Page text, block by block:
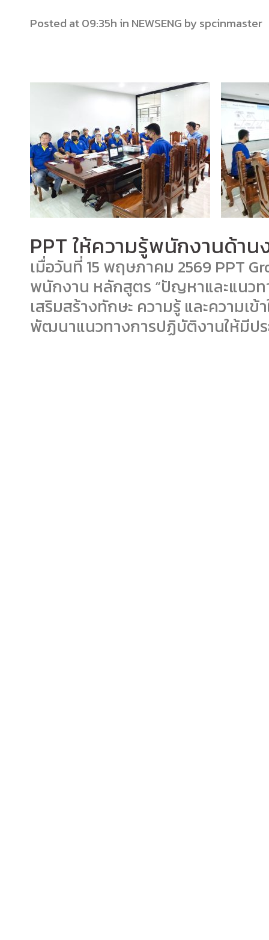
Posted at 09:35h in NEWSENG byspcinmaster
PPT ให้ความรู้พนักงานด้า
เมื่อวันที่ 15 พฤษภาคม 2569 PPT
พนักงาน หลักสูตร “ปัญหาและแนวท
เสริมสร้างทักษะ ความรู้ และความเ
พัฒนาแนวทางการปฏิบัติงานให้มีป